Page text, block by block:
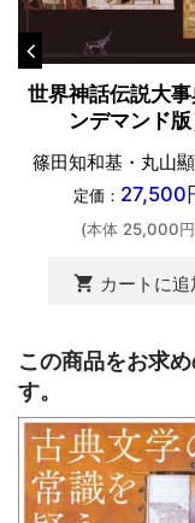
世界神話伝説大
ンデマンド版
篠田知和基・丸山
定価： 27,500
(本体 25,000
shopping_cart カートに追
この商品をお求
す。